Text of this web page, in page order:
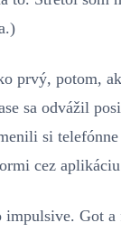
prvý, potom,
sa odvážil
si
cez
impulsive. Got